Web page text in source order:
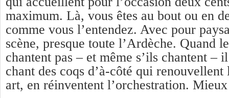
maximum. Là, vous êtes au bout ou en
comme vous l’entendez. Avec pour
scène, presque toute l’Ardèche. Quand
chantent pas – et même s’ils chantent –
chant des coqs d’à-côté qui renouvellent
art, en réinventent l’orchestration.